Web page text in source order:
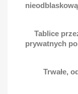
Tablice
prywatnych
Trwałe,